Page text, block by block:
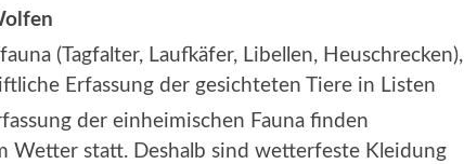
(Tagfalter, Laufkäfer, Libellen, Heuschrecken),
Erfassung der gesichteten Tiere in Listen
der einheimischen Fauna finden
Wetter statt. Deshalb sind wetterfeste Kleidung